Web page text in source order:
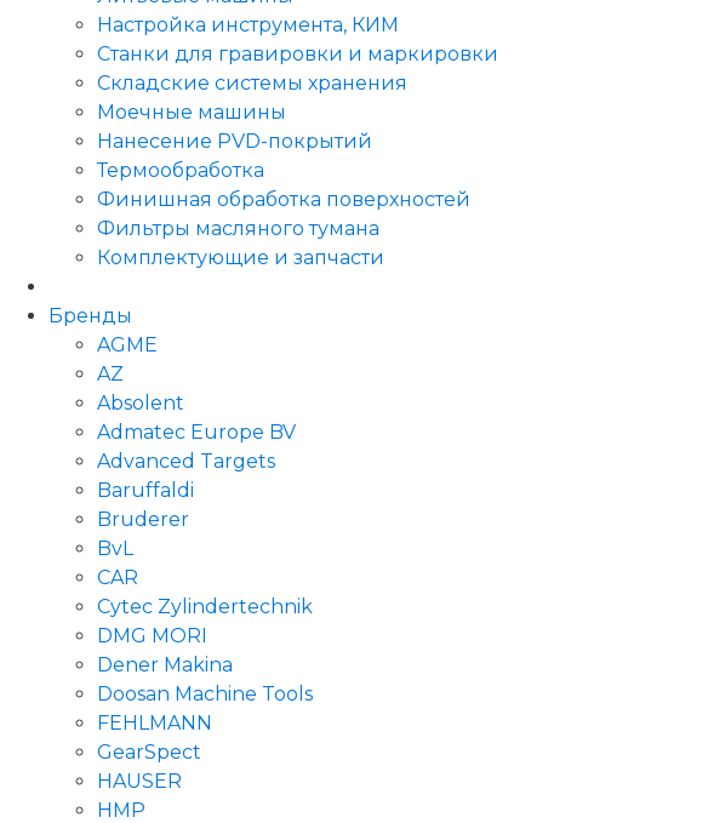
Настройка инструмента, КИМ
Станки для гравировки и маркировки
Складские системы хранения
Моечные машины
Нанесение PVD-покрытий
Термообработка
Финишная обработка поверхностей
Фильтры масляного тумана
Комплектующие и запчасти
Бренды
AGME
AZ
Absolent
Admatec Europe BV
Advanced Targets
Baruffaldi
Bruderer
BvL
CAR
Cytec Zylindertechnik
DMG MORI
Dener Makina
Doosan Machine Tools
FEHLMANN
GearSpect
HAUSER
HMP